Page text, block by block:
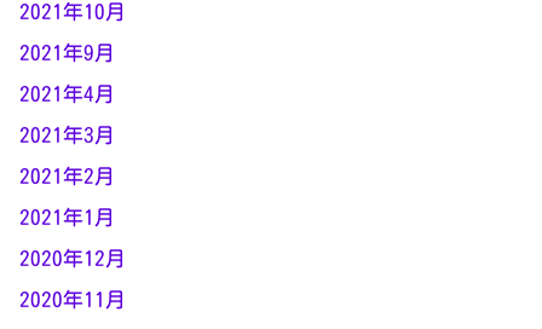
2021年10月
2021年9月
2021年4月
2021年3月
2021年2月
2021年1月
2020年12月
2020年11月